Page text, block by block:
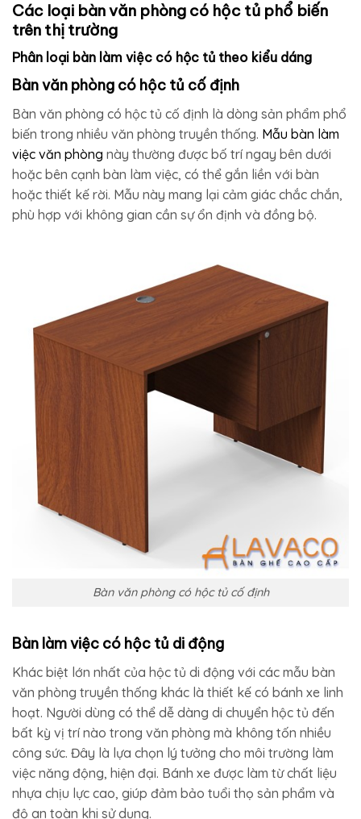
Các loại bàn văn phòng có hộc tủ phổ biến
trên thị trường
Phân loại bàn làm việc có hộc tủ theo kiểu dáng
Bàn văn phòng có hộc tủ cố định
Bàn văn phòng có hộc tủ cố định là dòng sản phẩm phổ
biến trong nhiều văn phòng truyền thống. Mẫu bàn làm
việc văn phòng này thường được bố trí ngay bên dưới
hoặc bên cạnh bàn làm việc, có thể gắn liền với bàn
hoặc thiết kế rời. Mẫu này mang lại cảm giác chắc chắn,
phù hợp với không gian cần sự ổn định và đồng bộ.
Bàn văn phòng có hộc tủ cố định
Bàn làm việc có hộc tủ di động
Khác biệt lớn nhất của hộc tủ di động với các mẫu bàn
văn phòng truyền thống khác là thiết kế có bánh xe linh
hoạt. Người dùng có thể dễ dàng di chuyển hộc tủ đến
bất kỳ vị trí nào trong văn phòng mà không tốn nhiều
công sức. Đây là lựa chọn lý tưởng cho môi trường làm
việc năng động, hiện đại. Bánh xe được làm từ chất liệu
nhựa chịu lực cao, giúp đảm bảo tuổi thọ sản phẩm và
độ an toàn khi sử dụng.